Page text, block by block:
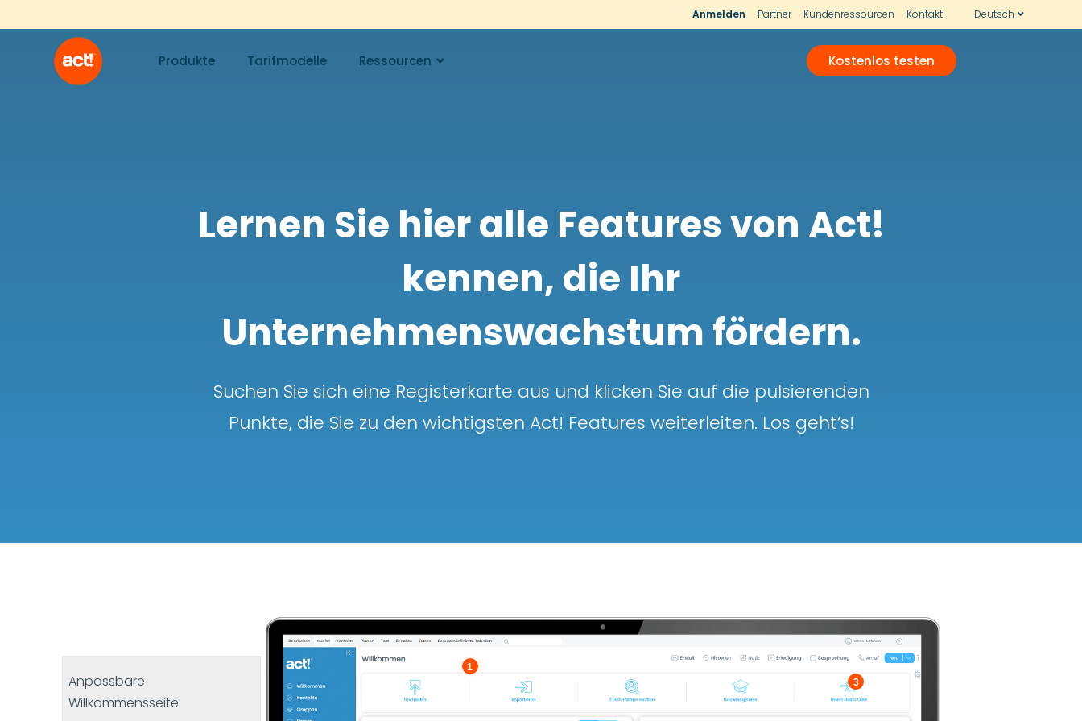
Anmelden Partner Kundenressourcen Kontakt Deutsch
Produkte Tarifmodelle Ressourcen Kostenlos testen
Lernen Sie hier alle Features von Act!
kennen, die Ihr
Unternehmenswachstum fördern.
Suchen Sie sich eine Registerkarte aus und klicken Sie auf die pulsierenden
Punkte, die Sie zu den wichtigsten Act! Features weiterleiten. Los geht‘s!
Anpassbare
Willkommensseite
1
3